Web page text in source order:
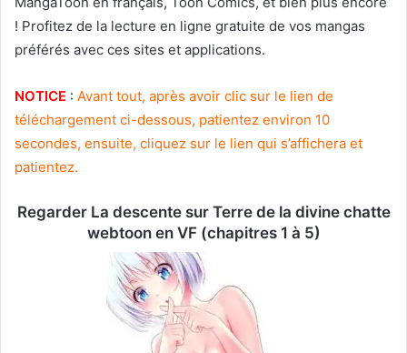
! Profitez de la lecture en ligne gratuite de vos mangas
préférés avec ces sites et applications.
NOTICE : Avant tout, après avoir clic sur le lien de
téléchargement ci-dessous, patientez environ 10
secondes, ensuite, cliquez sur le lien qui s’affichera et
patientez.
Regarder La descente sur Terre de la divine chatte
webtoon en VF (chapitres 1 à 5)